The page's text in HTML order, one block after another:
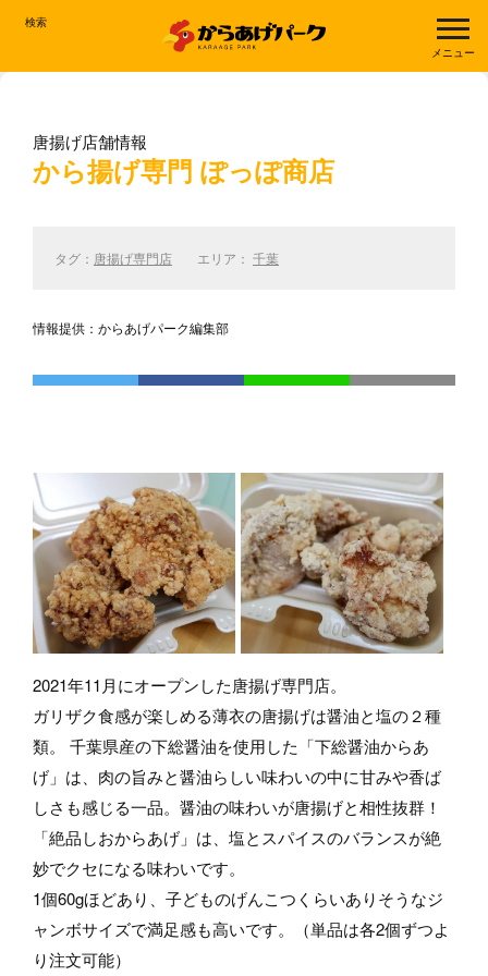
検索
メニュー
唐揚げ店舗情報
から揚げ専門 ぽっぽ商店
タグ： 唐揚げ専門店 エリア： 千葉
情報提供：からあげパーク編集部
2021年11月にオープンした唐揚げ専門店。
ガリザク食感が楽しめる薄衣の唐揚げは醤油と塩の２種
類。 千葉県産の下総醤油を使用した「下総醤油からあ
げ」は、肉の旨みと醤油らしい味わいの中に甘みや香ば
しさも感じる一品。醤油の味わいが唐揚げと相性抜群！
「絶品しおからあげ」は、塩とスパイスのバランスが絶
妙でクセになる味わいです。
1個60gほどあり、子どものげんこつくらいありそうなジ
ャンボサイズで満足感も高いです。（単品は各2個ずつよ
り注文可能）